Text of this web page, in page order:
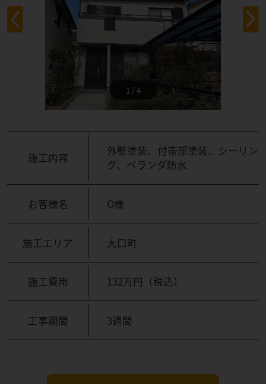
1 / 4
施工内容
外壁塗装、付帯部塗装、シーリン
グ、ベランダ防水
お客様名 O様
施工エリア 大口町
施工費用 132万円（税込）
工事期間 3週間